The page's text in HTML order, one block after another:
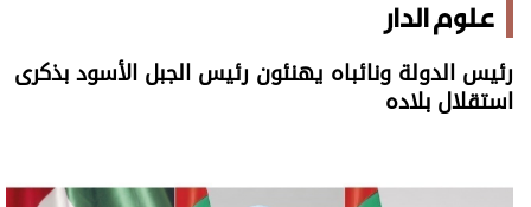
علوم الدار
رئيس الدولة ونائباه يهنئون رئيس الجبل الأسود بذكرى
استقلال بلاده